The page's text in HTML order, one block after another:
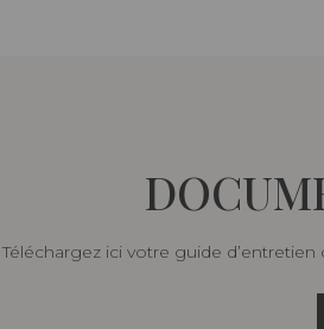
Téléchargez ici votre guide